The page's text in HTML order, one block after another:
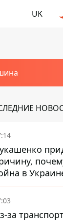
UK
в
речь
за